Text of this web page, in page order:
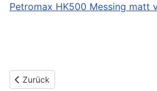
Petromax HK500 Messing matt
Vorheriger Beitrag: Petromax HK
Zurück